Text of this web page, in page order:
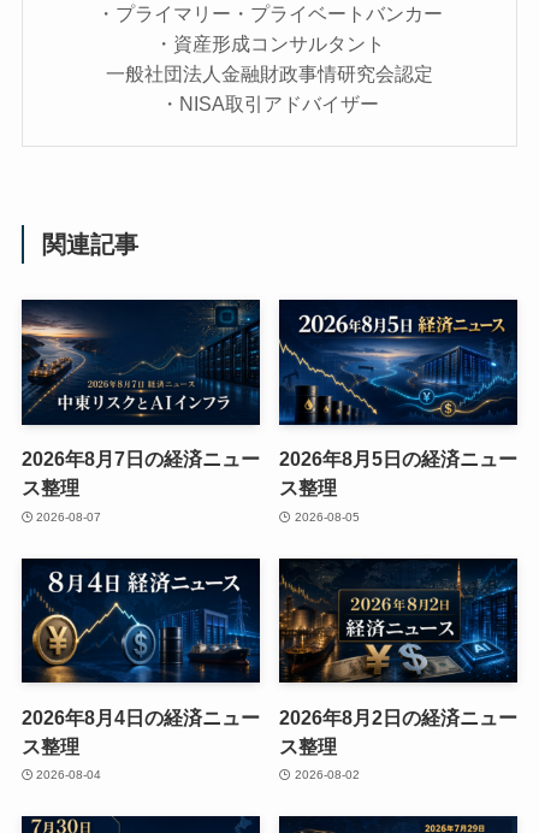
・プライマリー・プライベートバンカー
・資産形成コンサルタント
一般社団法人金融財政事情研究会認定
・NISA取引アドバイザー
関連記事
2026年8月7日の経済ニュー
ス整理
2026-08-07
2026年8月5日の経済ニュー
ス整理
2026-08-05
2026年8月4日の経済ニュー
ス整理
2026-08-04
2026年8月2日の経済ニュー
ス整理
2026-08-02